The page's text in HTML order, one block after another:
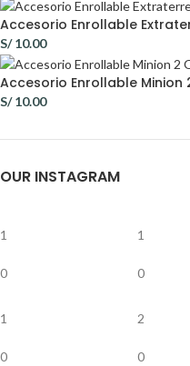
Accesorio Enrollable
S/10.00
Accesorio Enrollable Minion
S/10.00
OUR INSTAGRAM
1
0
1
0
1
0
2
0